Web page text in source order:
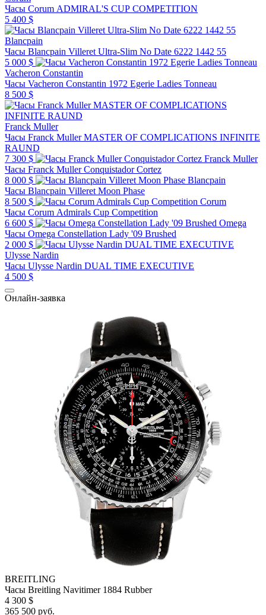
Часы Corum ADMIRAL'S CUP COMPETITION
5 400 $
Blancpain
Часы Blancpain Villeret Ultra-Slim No Date 6222 1442 55
5 000 $
Vacheron Constantin
Часы Vacheron Constantin 1972 Egerie Ladies Tonneau
8 500 $
Franck Muller
Часы Franck Muller MASTER OF COMPLICATIONS INFINITE
RAUND
7 300 $
Franck Muller
Часы Franck Muller Conquistador Cortez
8 000 $
Blancpain
Часы Blancpain Villeret Moon Phase
8 500 $
Corum
Часы Corum Admirals Cup Competition
6 600 $
Omega
Часы Omega Constellation Lady '09 Brushed
2 000 $
Ulysse Nardin
Часы Ulysse Nardin DUAL TIME EXECUTIVE
4 500 $
Онлайн-заявка
BREITLING
Часы Breitling Navitimer 1884 Rubber
4 300 $
365 500 руб.